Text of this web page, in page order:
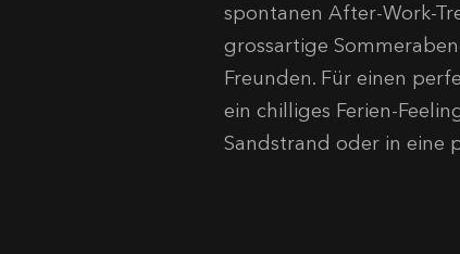
spontanen After-Work-
grossartige
Freunden. Für einen
ein chilliges Ferien-
Sandstrand oder in eine